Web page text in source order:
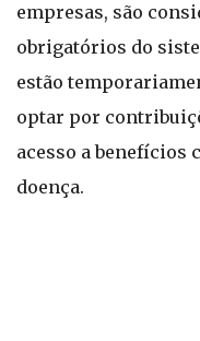
empresas, são
obrigatórios do
estão
optar por
acesso a benefícios
doença.